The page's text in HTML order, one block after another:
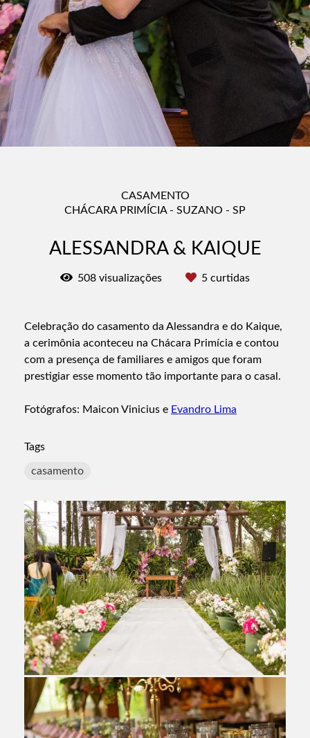
CASAMENTO
CHÁCARA PRIMÍCIA - SUZANO - SP
ALESSANDRA & KAIQUE
508 visualizações 5 curtidas
Celebração do casamento da Alessandra e do Kaique,
a cerimônia aconteceu na Chácara Primícia e contou
com a presença de familiares e amigos que foram
prestigiar esse momento tão importante para o casal.
Fotógrafos: Maicon Vinicius e Evandro Lima
Tags
casamento